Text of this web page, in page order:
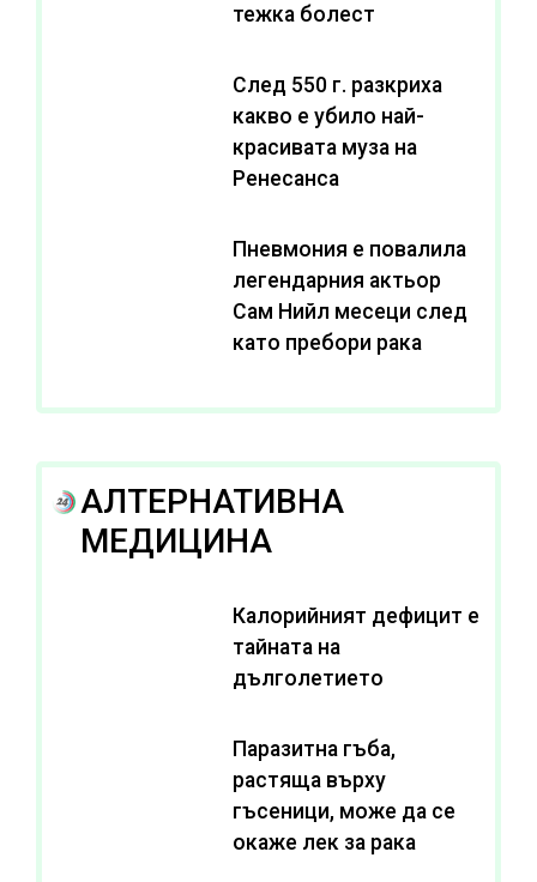
тежка болест
След 550 г. разкриха
какво е убило най-
красивата муза на
Ренесанса
Пневмония е повалила
легендарния актьор
Сам Нийл месеци след
като пребори рака
АЛТЕРНАТИВНА
МЕДИЦИНА
Калорийният дефицит е
тайната на
дълголетието
Паразитна гъба,
растяща върху
гъсеници, може да се
окаже лек за рака